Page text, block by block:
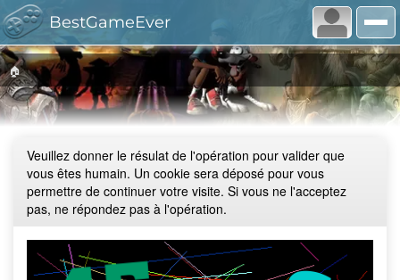
BestGameEver
🏠
Veuillez donner le résulat de l'opération pour valider que
vous êtes humain. Un cookie sera déposé pour vous
permettre de continuer votre visite. Si vous ne l'acceptez
pas, ne répondez pas à l'opération.